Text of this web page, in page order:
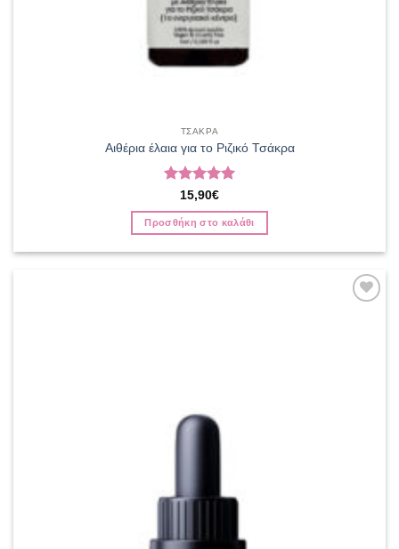
ΤΣΑΚΡΑ
Αιθέρια έλαια για το Ριζικό Τσάκρα
Βαθμολογήθηκε
με5από 5
15,90€
Προσθήκη στο καλάθι